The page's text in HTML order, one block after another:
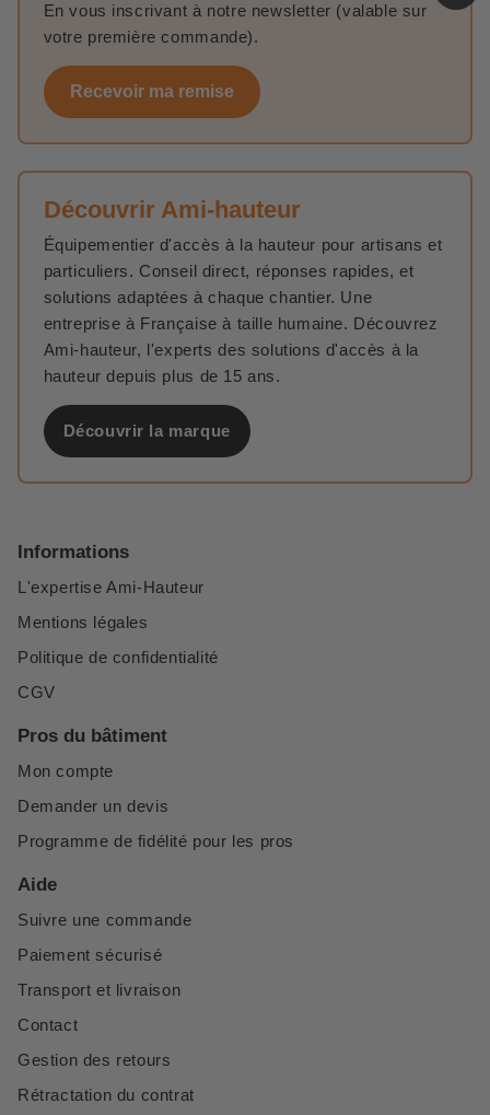
En vous inscrivant à notre newsletter (valable sur
votre première commande).
Recevoir ma remise
Découvrir Ami-hauteur
Équipementier d'accès à la hauteur pour artisans et
particuliers. Conseil direct, réponses rapides, et
solutions adaptées à chaque chantier. Une
entreprise à Française à taille humaine. Découvrez
Ami-hauteur, l'experts des solutions d'accès à la
hauteur depuis plus de 15 ans.
Découvrir la marque
Informations
L'expertise Ami-Hauteur
Mentions légales
Politique de confidentialité
CGV
Pros du bâtiment
Mon compte
Demander un devis
Programme de fidélité pour les pros
Aide
Suivre une commande
Paiement sécurisé
Transport et livraison
Contact
Gestion des retours
Rétractation du contrat